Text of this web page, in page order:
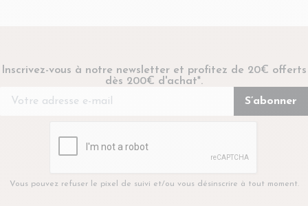
Inscrivez-vous à notre newsletter et profitez de 20€ offerts
dès 200€ d'achat*.
Vous pouvez refuser le pixel de suivi et/ou vous désinscrire à tout moment.